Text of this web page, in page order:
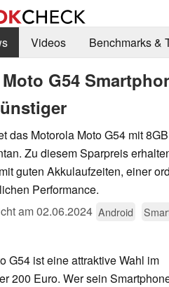
Videos Benchmarks &
G54
das Motorola Moto G54 mit
Zu diesem Sparpreis
guten Akkulaufzeiten, einer
Performance.
am02.06.2024 Android
G54 ist eine attraktive Wahl im
200 Euro. Wer sein